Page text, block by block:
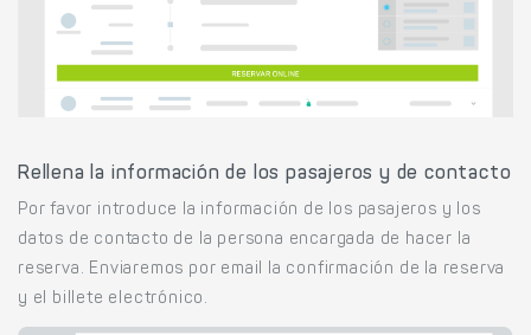
Rellena la información de los pasajeros y de contacto
Por favor introduce la información de los pasajeros y los
datos de contacto de la persona encargada de hacer la
reserva. Enviaremos por email la confirmación de la reserva
y el billete electrónico.